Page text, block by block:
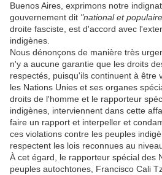
Buenos Aires, exprimons notre
gouvernement dit "national et
droite fasciste, est d'accord avec
indigènes.
Nous dénonçons de manière très
n'y a aucune garantie que les droits
respectés, puisqu'ils continuent à être
les Nations Unies et ses organes
droits de l'homme et le rapporteur
indigènes, interviennent dans cette
faire un rapport et interpeller et
ces violations contre les peuples
respectent les lois reconnues au
À cet égard, le rapporteur spécial des
peuples autochtones, Francisco Cali